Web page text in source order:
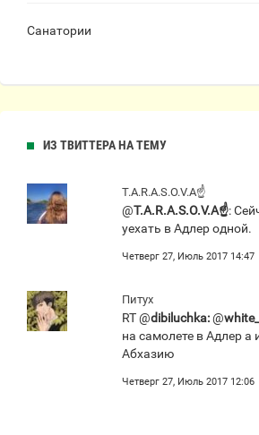
Санатории
ИЗ ТВИТТЕРА НА ТЕМУ
T.A.R.A.S.O.V.A☝
@T.A.R.A.S.O.V.A☝:
уехать в Адлер одной.
Четверг 27, Июль 2017 14:47
Питух
RT @dibiluchka:@
на самолете в Адлер а
Абхазию
Четверг 27, Июль 2017 12:06